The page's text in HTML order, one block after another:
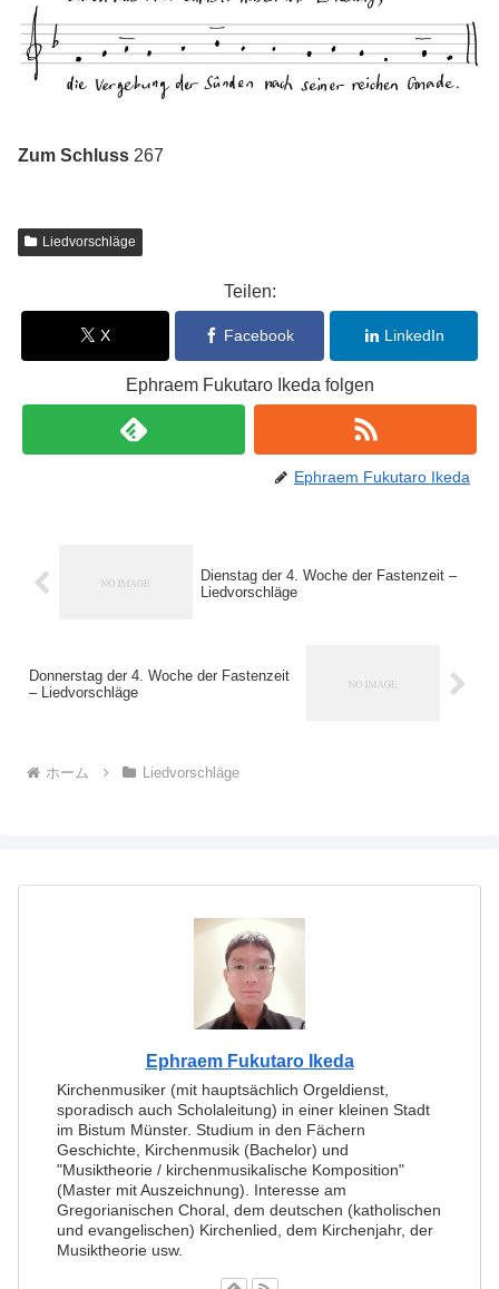
Zum Schluss 267
Liedvorschläge
Teilen:
X Facebook LinkedIn
Ephraem Fukutaro Ikeda folgen
Ephraem Fukutaro Ikeda
Dienstag der 4. Woche der Fastenzeit –
Liedvorschläge
Donnerstag der 4. Woche der Fastenzeit
– Liedvorschläge
ホーム Liedvorschläge
Ephraem Fukutaro Ikeda
Kirchenmusiker (mit hauptsächlich Orgeldienst,
sporadisch auch Scholaleitung) in einer kleinen Stadt
im Bistum Münster. Studium in den Fächern
Geschichte, Kirchenmusik (Bachelor) und
"Musiktheorie / kirchenmusikalische Komposition"
(Master mit Auszeichnung). Interesse am
Gregorianischen Choral, dem deutschen (katholischen
und evangelischen) Kirchenlied, dem Kirchenjahr, der
Musiktheorie usw.